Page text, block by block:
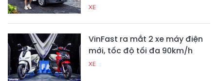
XE
VinFast ra mắt 2 xe máy điện
mới, tốc độ tối đa 90km/h
XE